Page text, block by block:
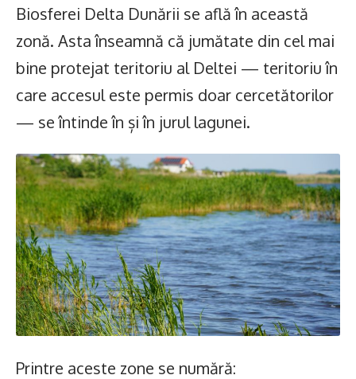
Biosferei Delta Dunării se află în această
zonă. Asta înseamnă că jumătate din cel mai
bine protejat teritoriu al Deltei — teritoriu în
care accesul este permis doar cercetătorilor
— se întinde în și în jurul lagunei.
Printre aceste zone se numără: